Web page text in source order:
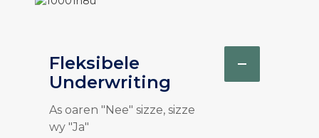
Fleksibele
Underwriting
As oaren "Nee" sizze, sizze
wy "Ja"